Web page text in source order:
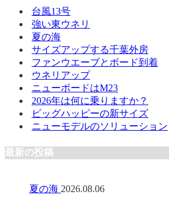
台風13号
強い東ウネリ
夏の海
サイズアップする千葉外房
ファンウエーブとボード到着
ウネリアップ
ニューボードはM23
2026年は何に乗りますか？
ビッグハッピーの新サイズ
ニューモデルのソリューション
最新の投稿
夏の海 2026.08.06